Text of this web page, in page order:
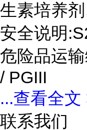
生素培养
安全说明
危险品运
/ PGIII
...查看全文
联系我们